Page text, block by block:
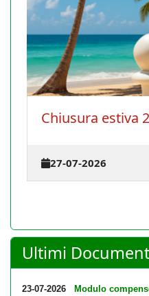
Chiusura estiva
27-07-2026
Ultimi
23-07-2026
Modulo